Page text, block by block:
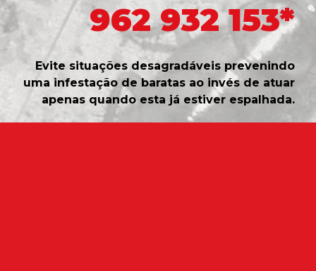
962 932 153*
Evite situações desagradáveis prevenindo
uma infestação de baratas ao invés de atuar
apenas quando esta já estiver espalhada.